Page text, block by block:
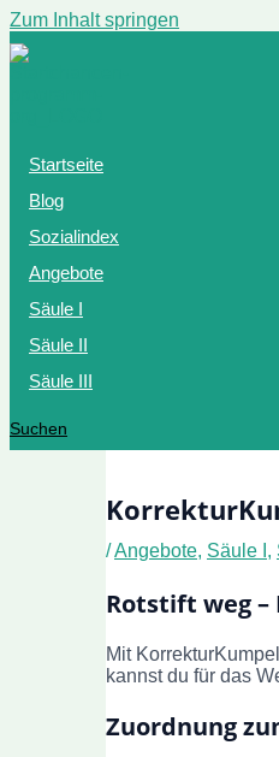
Zum Inhalt springen
Startseite
Blog
Sozialindex
Angebote
Säule I
Säule II
Säule III
Suchen
/Angebote, Säule I ,
Rotstift weg
Mit KorrekturKumpel
kannst du für das
Zuordnung